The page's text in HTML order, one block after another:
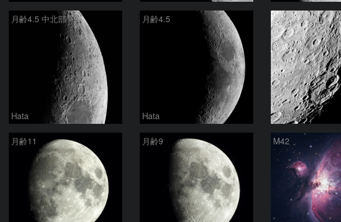
月齢4.5 中北部
Hata
月齢4.5
Hata
ジャンセン辺り
Hata
月齢11 月齢9 M42